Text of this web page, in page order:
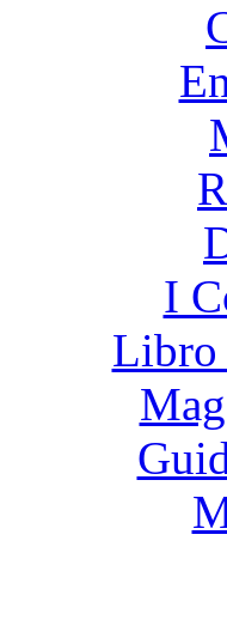
I
Libro